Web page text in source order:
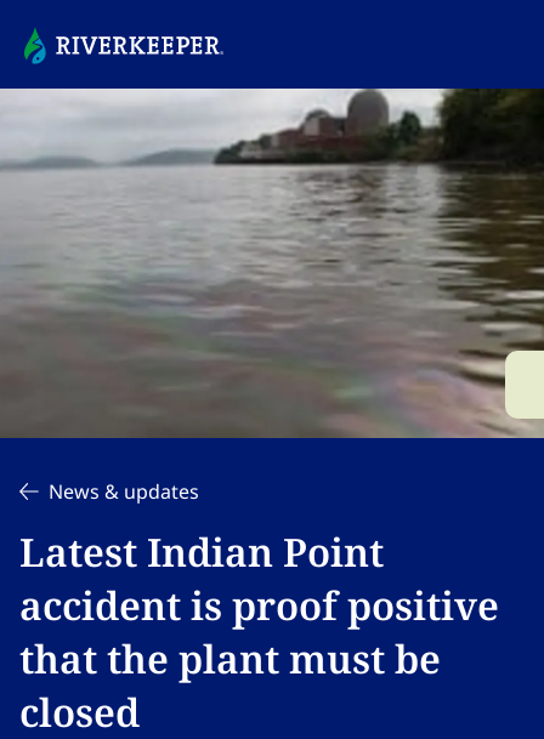
News & updates
Latest Indian Point
accident is proof positive
that the plant must be
closed​​​​‌ ‍ ​‍​‍‌‍ ‌ ​‍‌‍‍‌‌‍‌ ‌‍‍‌‌‍ ‍​‍​‍​ ‍‍​‍​‍‌ ​ ‌‍​‌‌‍ ‍‌‍‍‌‌ ‌​‌ ‍‌​‍ ‍‌‍‍‌‌‍ ​‍​‍​‍ ​​‍​‍‌‍‍​‌ ​‍‌‍‌‌‌‍‌‍​‍​‍​ ‍‍​‍​‍‌‍‍​‌ ‌​‌ ‌​‌ ​​‌ ​ ​ ‍‍​‍ ​‍ ‌‍​ ‌‍ ‌‌ ​ ​‍ ‍‌‍ ‌‌‍​‌‌‍‍‌‌‍ ‍​‍ ‍​ ​‍​ ​​​ ​‍​ ‌​‌ ​‍‌‍‌‌‌‍‌​‌‍‌‌‌ ​ ‌‍‍‌‌‍‌ ‌‍ ‍​‍ ‍‌ ​‍‌‍‍‌‌ ‌‍‌‍‌‌‌ ​‍‌‍‍ ‌‍‌‌‌‍‌‌‌ ​​‌‍‌‌‌ ​‍​‍ ‍‌‍ ‌ ​‍‌‍‌ ​‍ ‌‍‍‌‌‍ ‍‌ ‌​‌‍‌‌‌‍ ‍‌ ‌​​‍ ‌‍‌‌‌‍‌​‌‍‍‌‌ ‌​​‍ ‌‍ ‌‌‍ ‌‍‌​‌‍‌‌​ ‌‌ ​​‌ ​‍‌‍‌‌‌ ​ ‌‍‌‌‌‍ ‍‌ ‌​‌‍​‌‌ ‌​‌‍‍‌‌‍ ‌‍ ‍​ ‍ ‌‍‍‌‌‍‌​​ ‌​ ‌​​ ‍​‌‍​‌​ ‌‌‌‍​ ​ ‌​​ ‌ ‌‍‌​​‍ ‌​ ‍‌​ ‍​‌‍‌‍​ ‌‍​‍ ‌​ ‌​‌‍‌‌​ ‍​‌‍‌‍​‍ ‌​ ‍‌​ ​‌​ ‌ ​ ‌ ​‍ ‌​ ‌‍‌‍‌​‌‍‌‍​ ‌​‌‍‌‌​ ​‌‌‍​‌​ ‍​​ ‍​​ ‍‌‌‍​ ‌‍​‌​ ‍ ‌ ‌​‌ ‍‌‌ ​​‌‍‌‌​ ‌‌‍​‌‌ ​‍‌ ‌​‌‍‍‌‌‍​ ‌‍ ​‌‍‌‌​ ‍ ‌ ​​‌‍​‌‌ ‌​‌‍‍​​ ‌‌ ‌​‌‍‍‌‌ ‌​‌‍ ​‌‍‌‌​ ‌‍​‍‌‍​‌‌ ​ ‌‍‌‌‌‌‌‌‌ ​‍‌‍ ​​ ‌‌‍‍​‌ ‌​‌ ‌​‌ ​​‌ ​ ​‍‌‌​ ​ ‌​​‌​‍‌‌​ ​‍‌​‌‍​‍‌‌​ ​‍‌​‌‍‌‍​ ‌‍ ‌‌ ​ ​‍ ‍‌‍ ‌‌‍​‌‌‍‍‌‌‍ ‍​‍ ‍​ ​‍​ ​​​ ​‍​ ‌​‌ ​‍‌‍‌‌‌‍‌​‌‍‌‌‌ ​ ‌‍‍‌‌‍‌ ‌‍ ‍​‍ ‍‌ ​‍‌‍‍‌‌ ‌‍‌‍‌‌‌ ​‍‌‍‍ ‌‍‌‌‌‍‌‌‌ ​​‌‍‌‌‌ ​‍​‍ ‍‌‍ ‌ ​‍‌‍‌ ​‍‌‍‌‍‍‌‌‍‌​​ ‌​ ‌​​ ‍​‌‍​‌​ ‌‌‌‍​ ​ ‌​​ ‌ ‌‍‌​​‍ ‌​ ‍‌​ ‍​‌‍‌‍​ ‌‍​‍ ‌​ ‌​‌‍‌‌​ ‍​‌‍‌‍​‍ ‌​ ‍‌​ ​‌​ ‌ ​ ‌ ​‍ ‌​ ‌‍‌‍‌​‌‍‌‍​ ‌​‌‍‌‌​ ​‌‌‍​‌​ ‍​​ ‍​​ ‍‌‌‍​ ‌‍​‌​‍‌‍‌ ‌​‌ ‍‌‌ ​​‌‍‌‌​ ‌‌‍​‌‌ ​‍‌ ‌​‌‍‍‌‌‍​ ‌‍ ​‌‍‌‌​‍‌‍‌ ​​‌‍​‌‌ ‌​‌‍‍​​ ‌‌ ‌​‌‍‍‌‌ ‌​‌‍ ​‌‍‌‌​‍‌‍‌ ​​‌‍‌‌‌ ​‍‌ ​ ‌ ​​‌‍‌‌‌‍​ ‌ ‌​‌‍‍‌‌ ‌‍‌‍‌‌​ ‌‌ ​​‌ ‌‌‌‍​‍‌‍ ​‌‍‍‌‌ ​ ‌‍‍​‌‍‌‌‌‍‌​​‍​‍‌ ‌